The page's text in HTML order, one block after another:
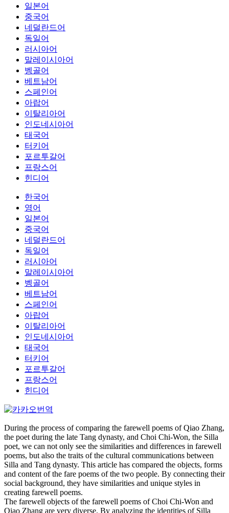
일본어
중국어
네덜란드어
독일어
러시아어
말레이시아어
벵골어
베트남어
스페인어
아랍어
이탈리아어
인도네시아어
태국어
터키어
포르투갈어
프랑스어
힌디어
한국어
영어
일본어
중국어
네덜란드어
독일어
러시아어
말레이시아어
벵골어
베트남어
스페인어
아랍어
이탈리아어
인도네시아어
태국어
터키어
포르투갈어
프랑스어
힌디어
During the process of comparing the farewell poems of Qiao Zhang,
the poet during the late Tang dynasty, and Choi Chi-Won, the Silla
poet, we can not only see the similarities and differences in farewell
poems, but also the traits of the cultural communications between
Silla and Tang dynasty. This article has compared the objects, forms
and content of the fare poems of the two people. By connecting their
social background, they have similarities and unique styles in
creating farewell poems.
The farewell objects of the farewell poems of Choi Chi-Won and
Qiao Zhang are very diverse. By analyzing the identities of Silla